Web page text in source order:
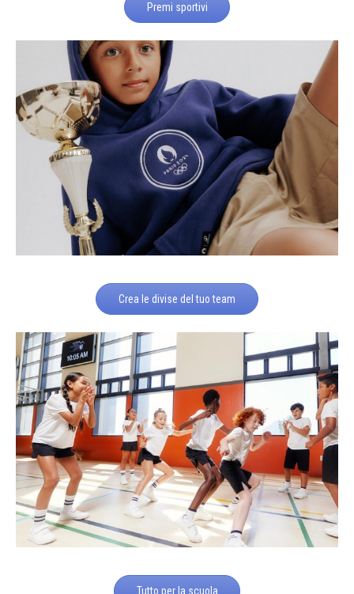
Premi sportivi
Crea le divise del tuo team
Tutto per la scuola